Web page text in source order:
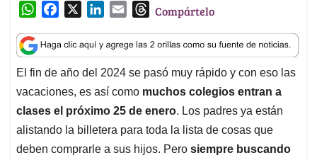
W
a
t
s
A
p
p
c
e
b
o
o
k
n
k
e
d
I
n
a
i
l
T
r
e
a
d
s
Compártelo
El fin de año del 2024 se pasó muy rápido y con eso las
vacaciones, es así como muchos colegios entran a
clases el próximo 25 de enero. Los padres ya están
alistando la billetera para toda la lista de cosas que
deben comprarle a sus hijos. Pero siempre buscando